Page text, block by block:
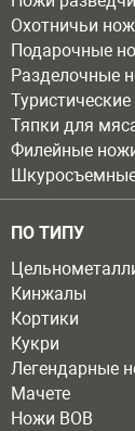
Охотничьи
Подарочные
Разделочные
Тяпки для
Филейные
ПО ТИПУ
Кинжалы
Кортики
Кукри
Легендарные
Мачете
Ножи ВОВ